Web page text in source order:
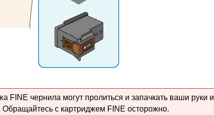
FINE чернила могут пролиться и запачкать ваши руки и
Обращайтесь с картриджем FINE осторожно.